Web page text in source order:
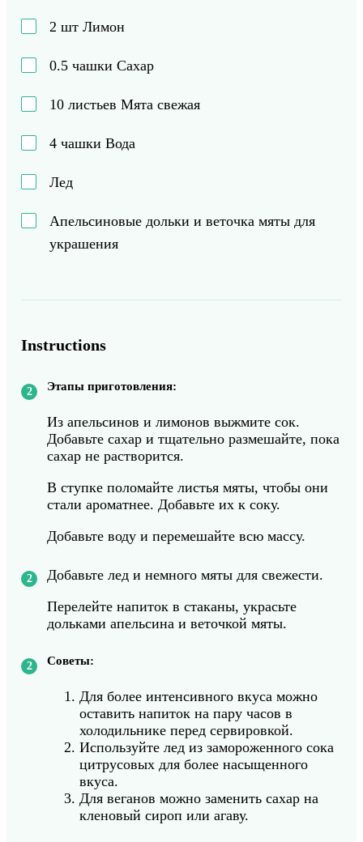
2 шт Лимон
0.5 чашки Сахар
10 листьев Мята свежая
4 чашки Вода
Лед
Апельсиновые дольки и веточка мяты для
украшения
Instructions
Этапы приготовления:
Из апельсинов и лимонов выжмите сок.
Добавьте сахар и тщательно размешайте, пока
сахар не растворится.
В ступке поломайте листья мяты, чтобы они
стали ароматнее. Добавьте их к соку.
Добавьте воду и перемешайте всю массу.
Добавьте лед и немного мяты для свежести.
Перелейте напиток в стаканы, украсьте
дольками апельсина и веточкой мяты.
Советы:
Для более интенсивного вкуса можно
оставить напиток на пару часов в
холодильнике перед сервировкой.
Используйте лед из замороженного сока
цитрусовых для более насыщенного
вкуса.
Для веганов можно заменить сахар на
кленовый сироп или агаву.